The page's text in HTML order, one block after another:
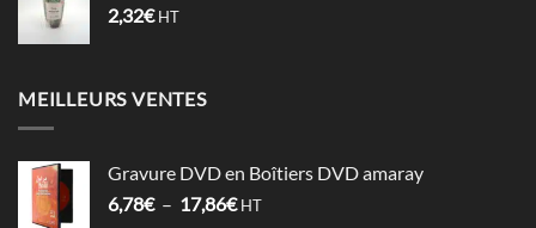
2,32€ HT
MEILLEURS VENTES
Gravure DVD en Boîtiers DVD amaray
6,78€ – 17,86€Plage
HT